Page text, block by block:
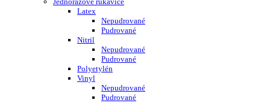
Latex
Nepudrované
Pudrované
Nitril
Nepudrované
Pudrované
Polyetylén
Vinyl
Nepudrované
Pudrované